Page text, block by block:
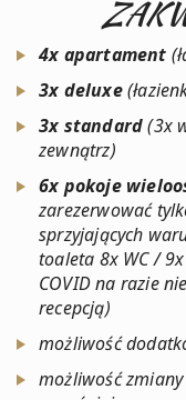
4x apartament
3x deluxe
3x standard(3x
zewnątrz)
6x pokoje
zarezerwować
sprzyjających
toaleta 8x WC /
COVID na razie
recepcją)
możliwość
możliwość